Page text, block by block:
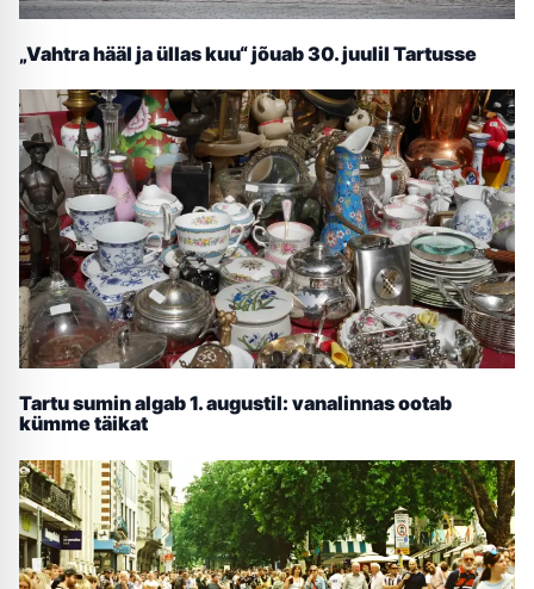
„Vahtra hääl ja üllas kuu“ jõuab 30. juulil Tartusse
Tartu sumin algab 1. augustil: vanalinnas ootab
kümme täikat